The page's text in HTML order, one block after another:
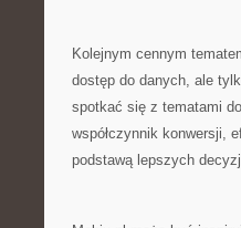
Kolejnym cennym
dostęp do danych, ale
spotkać się z tematami
współczynnik konwersji,
podstawą lepszych